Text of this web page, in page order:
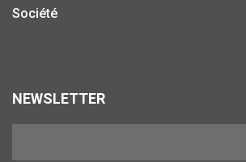
Société
NEWSLETTER